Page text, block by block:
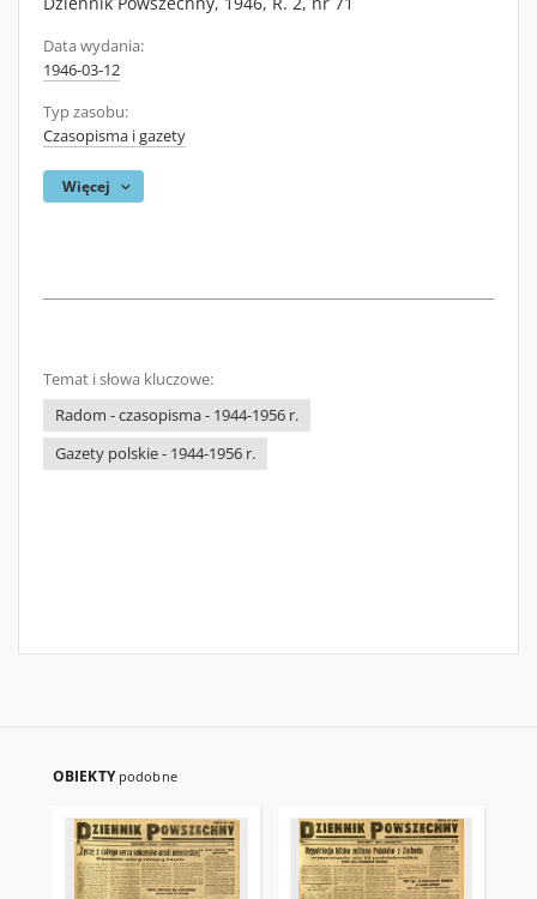
Data wydania:
1946-03-12
Typ zasobu:
Czasopisma i gazety
Więcej
Temat i słowa kluczowe:
Radom - czasopisma - 1944-1956 r.
Gazety polskie - 1944-1956 r.
OBIEKTY podobne